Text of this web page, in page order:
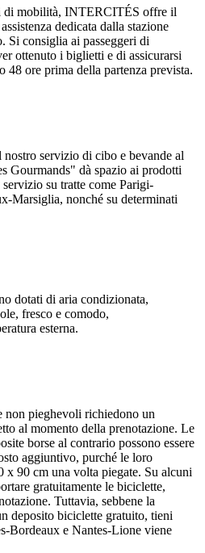
di mobilità, INTERCITÉS offre il
dedicata dalla stazione
Si consiglia ai passeggeri di
ottenuto i biglietti e di assicurarsi
48 ore prima della partenza prevista.
servizio di cibo e bevande al
Gourmands" dà spazio ai prodotti
su tratte come Parigi-
Marsiglia, nonché su determinati
dotati di aria condizionata,
fresco e comodo,
esterna.
non pieghevoli richiedono un
al momento della prenotazione. Le
borse al contrario possono essere
aggiuntivo, purché le loro
x 90 cm una volta piegate. Su alcuni
gratuitamente le biciclette,
Tuttavia, sebbene la
deposito biciclette gratuito, tieni
Bordeaux e Nantes-Lione viene